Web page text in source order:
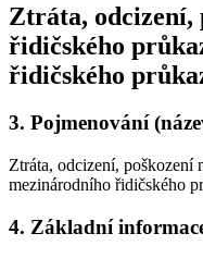
Ztráta, odcizení,
řidičského
řidičského
3. Pojmenování
Ztráta, odcizení, poškození
mezinárodního řidičského
4. Základní